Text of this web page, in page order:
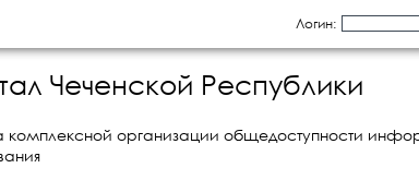
Логин:
Чеченской Республики
организации общедоступности